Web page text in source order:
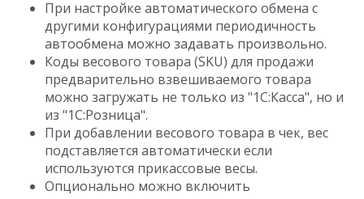
При настройке автоматического обмена с
другими конфигурациями периодичность
автообмена можно задавать произвольно.
Коды весового товара (SKU) для продажи
предварительно взвешиваемого товара
можно загружать не только из "1С:Касса", но и
из "1С:Розница".
При добавлении весового товара в чек, вес
подставляется автоматически если
используются прикассовые весы.
Опционально можно включить